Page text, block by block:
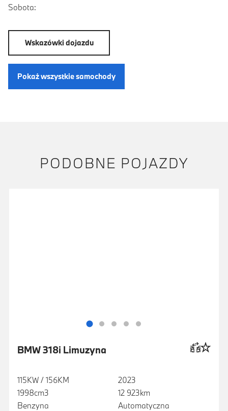
Sobota:
Wskazówki dojazdu
Pokaż wszystkie samochody
PODOBNE POJAZDY
BMW 318i Limuzyna
115KW / 156KM
1998cm3
Benzyna
2023
12 923km
Automatyczna